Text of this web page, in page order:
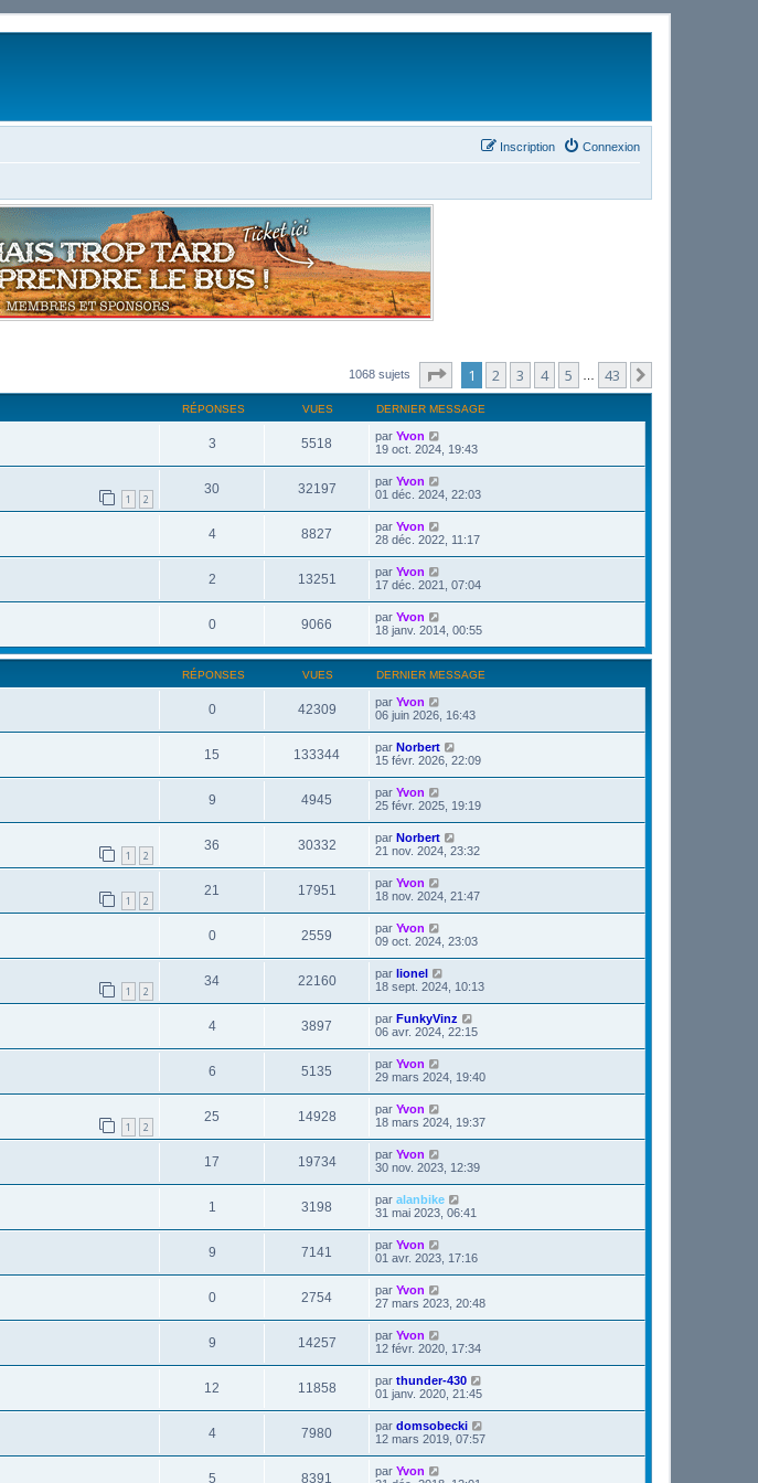
Connexion
Inscription
1068 sujets Page sur43
1 2 3 4 5 43
RÉPONSES VUES DERNIER MESSAGE
3 5518 par Yvon
19 oct. 2024, 19:43
1 2
30 32197 par Yvon
01 déc. 2024, 22:03
4 8827 par Yvon
28 déc. 2022, 11:17
2 13251 par Yvon
17 déc. 2021, 07:04
0 9066 par Yvon
18 janv. 2014, 00:55
RÉPONSES VUES DERNIER MESSAGE
0 42309 par Yvon
06 juin 2026, 16:43
15 133344 par Norbert
15 févr. 2026, 22:09
9 4945 par Yvon
25 févr. 2025, 19:19
1 2
36 30332 par Norbert
21 nov. 2024, 23:32
1 2
21 17951 par Yvon
18 nov. 2024, 21:47
0 2559 par Yvon
09 oct. 2024, 23:03
1 2
34 22160 par lionel
18 sept. 2024, 10:13
4 3897 par FunkyVinz
06 avr. 2024, 22:15
6 5135 par Yvon
29 mars 2024, 19:40
1 2
25 14928 par Yvon
18 mars 2024, 19:37
17 19734 par Yvon
30 nov. 2023, 12:39
1 3198 par alanbike
31 mai 2023, 06:41
9 7141 par Yvon
01 avr. 2023, 17:16
0 2754 par Yvon
27 mars 2023, 20:48
9 14257 par Yvon
12 févr. 2020, 17:34
12 11858 par thunder-430
01 janv. 2020, 21:45
4 7980 par domsobecki
12 mars 2019, 07:57
5 8391 par Yvon